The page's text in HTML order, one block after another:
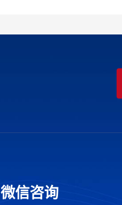
微信咨询